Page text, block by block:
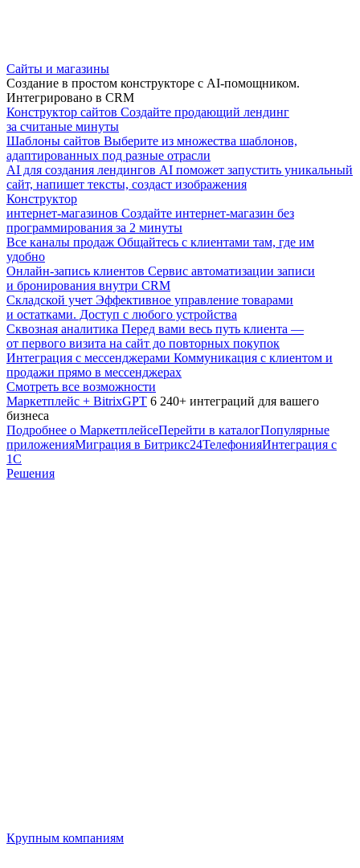
Сайты и магазины
Создание в простом конструкторе с AI-помощником.
Интегрировано в CRM
Конструктор сайтов Создайте продающий лендинг
за считаные минуты
Шаблоны сайтов Выберите из множества шаблонов,
адаптированных под разные отрасли
AI для создания лендингов AI поможет запустить уникальный
сайт, напишет тексты, создаст изображения
Конструктор
интернет-магазинов Создайте интернет-магазин без
программирования за 2 минуты
Все каналы продаж Общайтесь с клиентами там, где им
удобно
Онлайн-запись клиентов Сервис автоматизации записи
и бронирования внутри CRM
Складской учет Эффективное управление товарами
и остатками. Доступ с любого устройства
Сквозная аналитика Перед вами весь путь клиента —
от первого визита на сайт до повторных покупок
Интеграция с мессенджерами Коммуникация с клиентом и
продажи прямо в мессенджерах
Смотреть все возможности
Маркетплейс + BitrixGPT 6 240+ интеграций для вашего
бизнеса
Подробнее о МаркетплейсеПерейти в каталогПопулярные
приложенияМиграция в Битрикс24ТелефонияИнтеграция с
1С
Решения
Крупным компаниям